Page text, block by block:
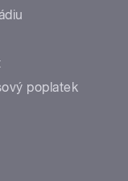
poplatek